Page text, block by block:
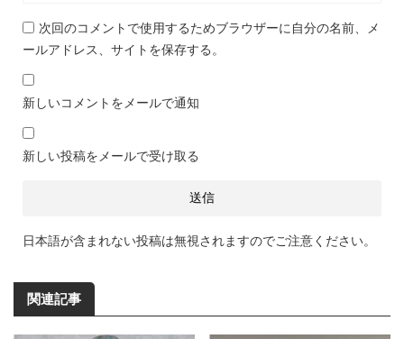
次回のコメントで使用するためブラウザーに自分の名前、メ
ールアドレス、サイトを保存する。
新しいコメントをメールで通知
新しい投稿をメールで受け取る
日本語が含まれない投稿は無視されますのでご注意ください。
関連記事